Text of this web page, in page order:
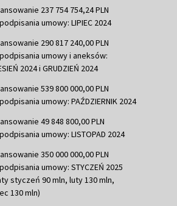
237 754 754,24 PLN
umowy: LIPIEC 2024
290 817 240,00 PLN
umowy i aneksów:
2024 i GRUDZIEŃ 2024
539 800 000,00 PLN
umowy: PAŹDZIERNIK 2024
49 848 800,00 PLN
umowy: LISTOPAD 2024
350 000 000,00 PLN
umowy: STYCZEŃ 2025
styczeń 90 mln, luty 130 mln,
130 mln)